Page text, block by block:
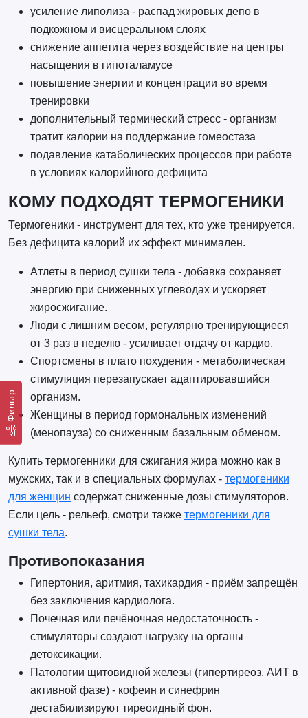
Фильтр
усиление липолиза - распад жировых депо в
подкожном и висцеральном слоях
снижение аппетита через воздействие на центры
насыщения в гипоталамусе
повышение энергии и концентрации во время
тренировки
дополнительный термический стресс - организм
тратит калории на поддержание гомеостаза
подавление катаболических процессов при работе
в условиях калорийного дефицита
КОМУ ПОДХОДЯТ ТЕРМОГЕНИКИ
Термогеники - инструмент для тех, кто уже тренируется.
Без дефицита калорий их эффект минимален.
Атлеты в период сушки тела - добавка сохраняет
энергию при сниженных углеводах и ускоряет
жиросжигание.
Люди с лишним весом, регулярно тренирующиеся
от 3 раз в неделю - усиливает отдачу от кардио.
Спортсмены в плато похудения - метаболическая
стимуляция перезапускает адаптировавшийся
организм.
Женщины в период гормональных изменений
(менопауза) со сниженным базальным обменом.
Купить термогенники для сжигания жира можно как в
мужских, так и в специальных формулах - термогеники
для женщин содержат сниженные дозы стимуляторов.
Если цель - рельеф, смотри также термогеники для
сушки тела.
Противопоказания
Гипертония, аритмия, тахикардия - приём запрещён
без заключения кардиолога.
Почечная или печёночная недостаточность -
стимуляторы создают нагрузку на органы
детоксикации.
Патологии щитовидной железы (гипертиреоз, АИТ в
активной фазе) - кофеин и синефрин
дестабилизируют тиреоидный фон.